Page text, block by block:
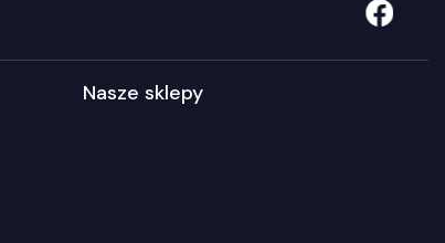
Nasze sklepy